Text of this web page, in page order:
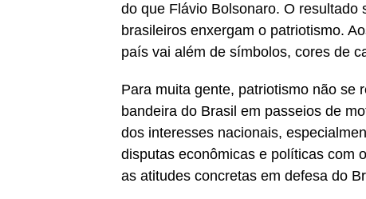
do que Flávio Bolsonaro. O
brasileiros enxergam o patriotismo.
país vai além de símbolos, cores de
Para muita gente, patriotismo não se
bandeira do Brasil em passeios de
dos interesses nacionais,
disputas econômicas e políticas com
as atitudes concretas em defesa do